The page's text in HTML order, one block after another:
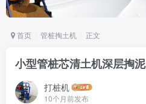
首页 管桩掏土机 正文
小型管桩芯清土机深层掏泥
打桩机
10个月前发布